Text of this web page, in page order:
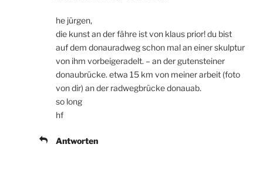
he jürgen,
die kunst an der fähre ist von klaus prior! du bist
auf dem donauradweg schon mal an einer skulptur
von ihm vorbeigeradelt. – an der gutensteiner
donaubrücke. etwa 15 km von meiner arbeit (foto
von dir) an der radwegbrücke donauab.
so long
hf
Antworten